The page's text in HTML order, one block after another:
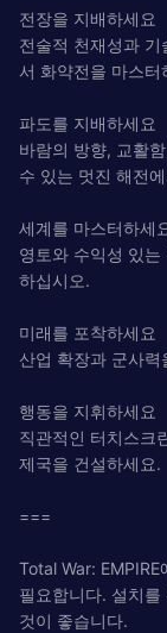
전장을 지배하세요
전술적 천재성과
서 화약전을 마스터
파도를 지배하세요
바람의 방향, 교활
수 있는 멋진 해전
세계를 마스터하세
영토와 수익성 있
하십시오.
미래를 포착하세요
산업 확장과 군사
행동을 지휘하세요
직관적인 터치스크
제국을 건설하세요.
===
Total War:
필요합니다. 설치
것이 좋습니다.